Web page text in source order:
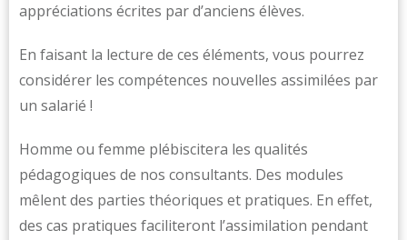
appréciations écrites par d’anciens élèves.
En faisant la lecture de ces éléments, vous pourrez
considérer les compétences nouvelles assimilées par
un salarié !
Homme ou femme plébiscitera les qualités
pédagogiques de nos consultants. Des modules
mêlent des parties théoriques et pratiques. En effet,
des cas pratiques faciliteront l’assimilation pendant